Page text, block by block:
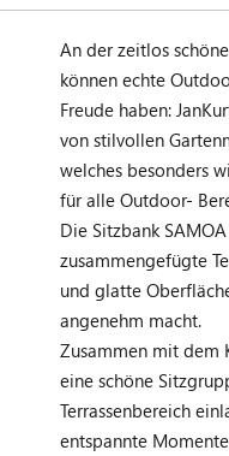
An der zeitlos
können echte
Freude haben:
von stilvollen
welches besonders
für alle Outdoor-
Die Sitzbank
zusammengefügte
und glatte
angenehm macht.
Zusammen mit dem
eine schöne
Terrassenbereich
entspannte